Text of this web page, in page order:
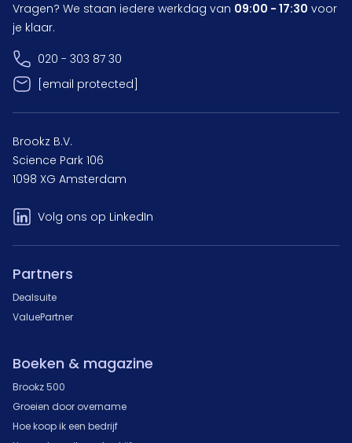
Vragen? We staan iedere werkdag van 09:00 - 17:30 voor
je klaar.
020 - 303 87 30
[email protected]
Brookz B.V.
Science Park 106
1098 XG Amsterdam
Volg ons op LinkedIn
Partners
Dealsuite
ValuePartner
Boeken & magazine
Brookz 500
Groeien door overname
Hoe koop ik een bedrijf